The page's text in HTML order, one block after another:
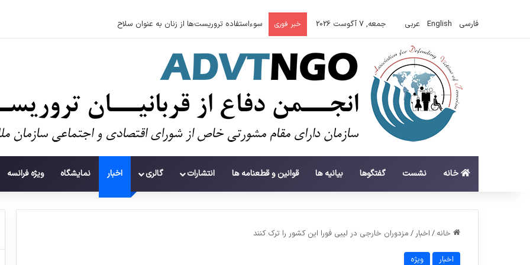
فارسی English عربي جمعه, 7 آگوست 2026 خبر فوری سوءاستفاده تروریست‌ها از زنان به عنوان سلاح
خانه نشست گفتگوها بیانیه ها قوانین و قطعنامه ها انتشارات گالری اخبار نمایشگاه ویژه فرانسه
خانه / اخبار/ مزدوران خارجی در لیبی فورا این کشور را ترک کنند
اخبار ویژه